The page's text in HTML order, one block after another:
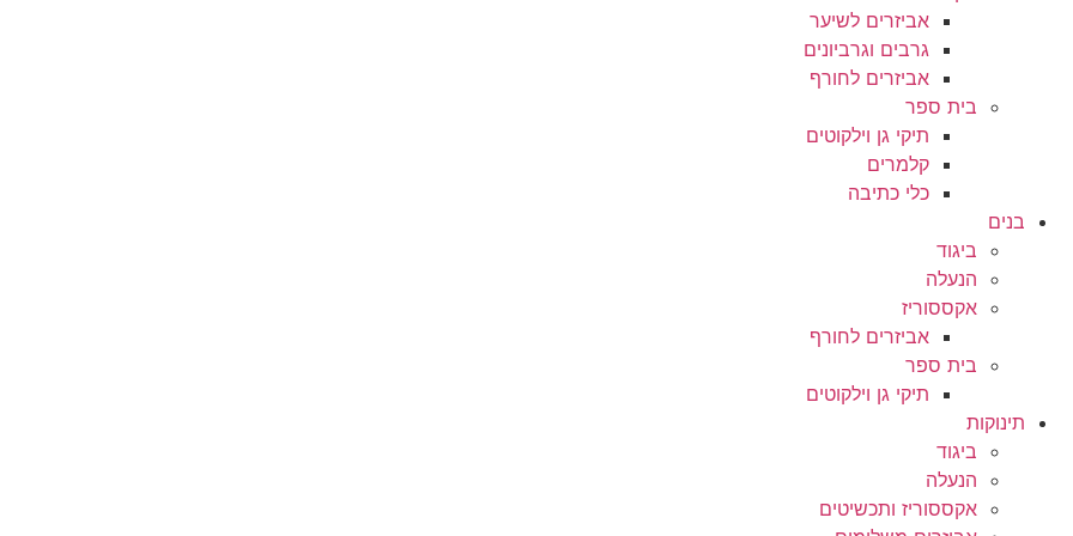
אביזרים לשיער
גרבים וגרביונים
אביזרים לחורף
בית ספר
תיקי גן וילקוטים
קלמרים
כלי כתיבה
בנים
ביגוד
הנעלה
אקססוריז
אביזרים לחורף
בית ספר
תיקי גן וילקוטים
תינוקות
ביגוד
הנעלה
אקססוריז ותכשיטים